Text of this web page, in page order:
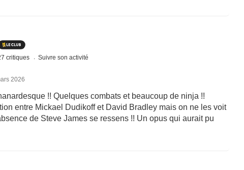
critiques Suivre son activité
2026
!! Quelques combats et beaucoup de ninja !!
entre Mickael Dudikoff et David Bradley mais on ne les voit
de Steve James se ressens !! Un opus qui aurait pu